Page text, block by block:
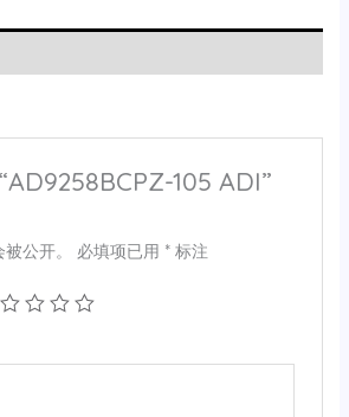
105 ADI”
公开。 必填项已用 *标注